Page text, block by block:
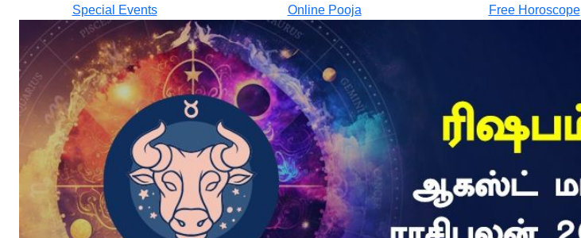
Special Events Online Pooja Free Horoscope